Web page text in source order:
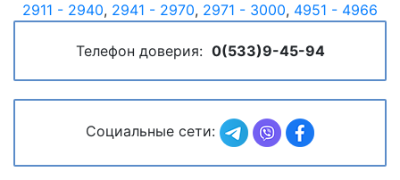
2911 - 2940, 2941 - 2970, 2971 - 3000, 4951 - 4966
Телефон доверия: 0(533)9-45-94
Социальные сети: